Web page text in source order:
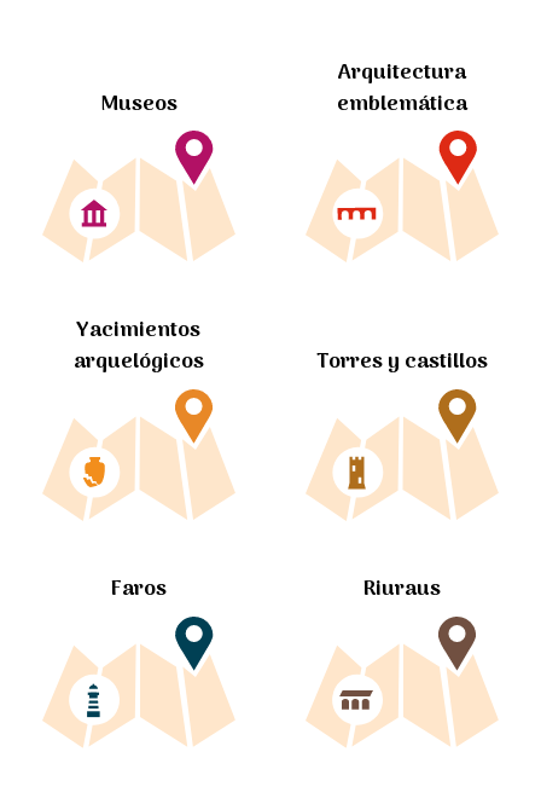
Museos
Arquitectura
emblemática
Yacimientos
arquelógicos
Torres y castillos
Faros Riuraus